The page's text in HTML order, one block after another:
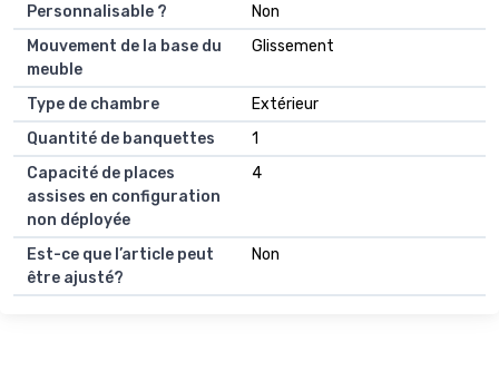
Personnalisable ?
Non
Mouvement de la base du
meuble
Glissement
Type de chambre
Extérieur
Quantité de banquettes
1
Capacité de places
assises en configuration
non déployée
4
Est-ce que l’article peut
être ajusté?
Non